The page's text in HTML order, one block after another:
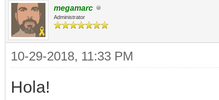
megamarc
Administrator
10-29-2018, 11:33 PM
Hola!